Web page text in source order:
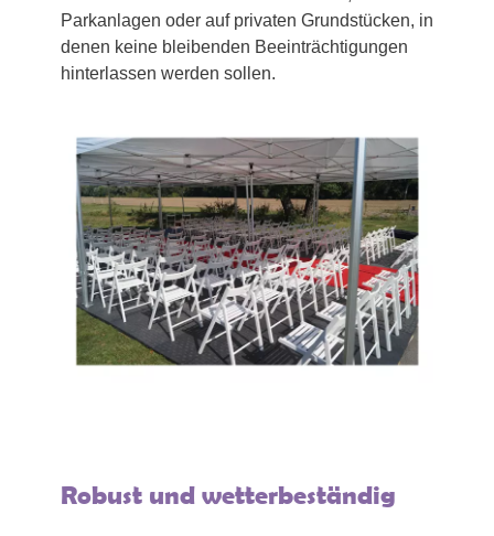
Parkanlagen oder auf privaten Grundstücken, in
denen keine bleibenden Beeinträchtigungen
hinterlassen werden sollen.
Robust und wetterbeständig